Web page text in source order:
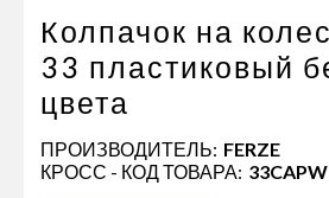
Автономное отопление и
кондиционировани
Стяжные ремни и тросы
Колпачок на
33 пластиковый
цвета
ПРОИЗВОДИТЕЛЬ: FERZE
КРОСС - КОД ТОВАРА: